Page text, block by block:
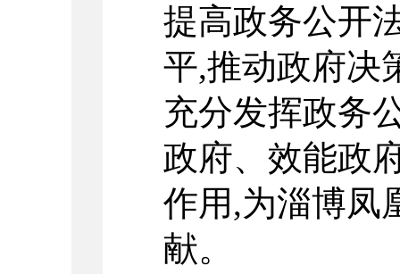
提高政务公开
平,推动政府决
充分发挥政务
政府、效能政
作用,为淄博凤
献。